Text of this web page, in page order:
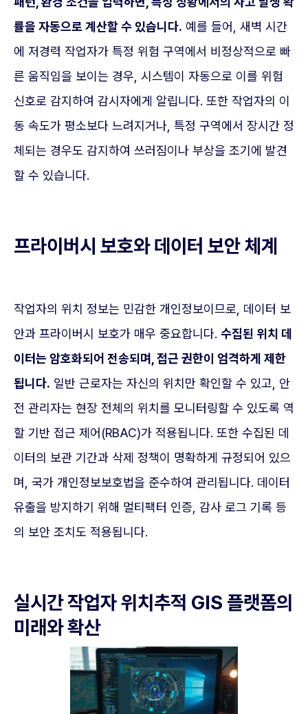
률을 자동으로 계산할 수 있습니다. 예를 들어, 새벽 시간
에 저경력 작업자가 특정 위험 구역에서 비정상적으로 빠
른 움직임을 보이는 경우, 시스템이 자동으로 이를 위험
신호로 감지하여 감시자에게 알립니다. 또한 작업자의 이
동 속도가 평소보다 느려지거나, 특정 구역에서 장시간 정
체되는 경우도 감지하여 쓰러짐이나 부상을 조기에 발견
할 수 있습니다.
프라이버시 보호와 데이터 보안 체계
작업자의 위치 정보는 민감한 개인정보이므로, 데이터 보
안과 프라이버시 보호가 매우 중요합니다. 수집된 위치 데
이터는 암호화되어 전송되며, 접근 권한이 엄격하게 제한
됩니다. 일반 근로자는 자신의 위치만 확인할 수 있고, 안
전 관리자는 현장 전체의 위치를 모니터링할 수 있도록 역
할 기반 접근 제어(RBAC)가 적용됩니다. 또한 수집된 데
이터의 보관 기간과 삭제 정책이 명확하게 규정되어 있으
며, 국가 개인정보보호법을 준수하여 관리됩니다. 데이터
유출을 방지하기 위해 멀티팩터 인증, 감사 로그 기록 등
의 보안 조치도 적용됩니다.
실시간 작업자 위치추적 GIS 플랫폼의
미래와 확산